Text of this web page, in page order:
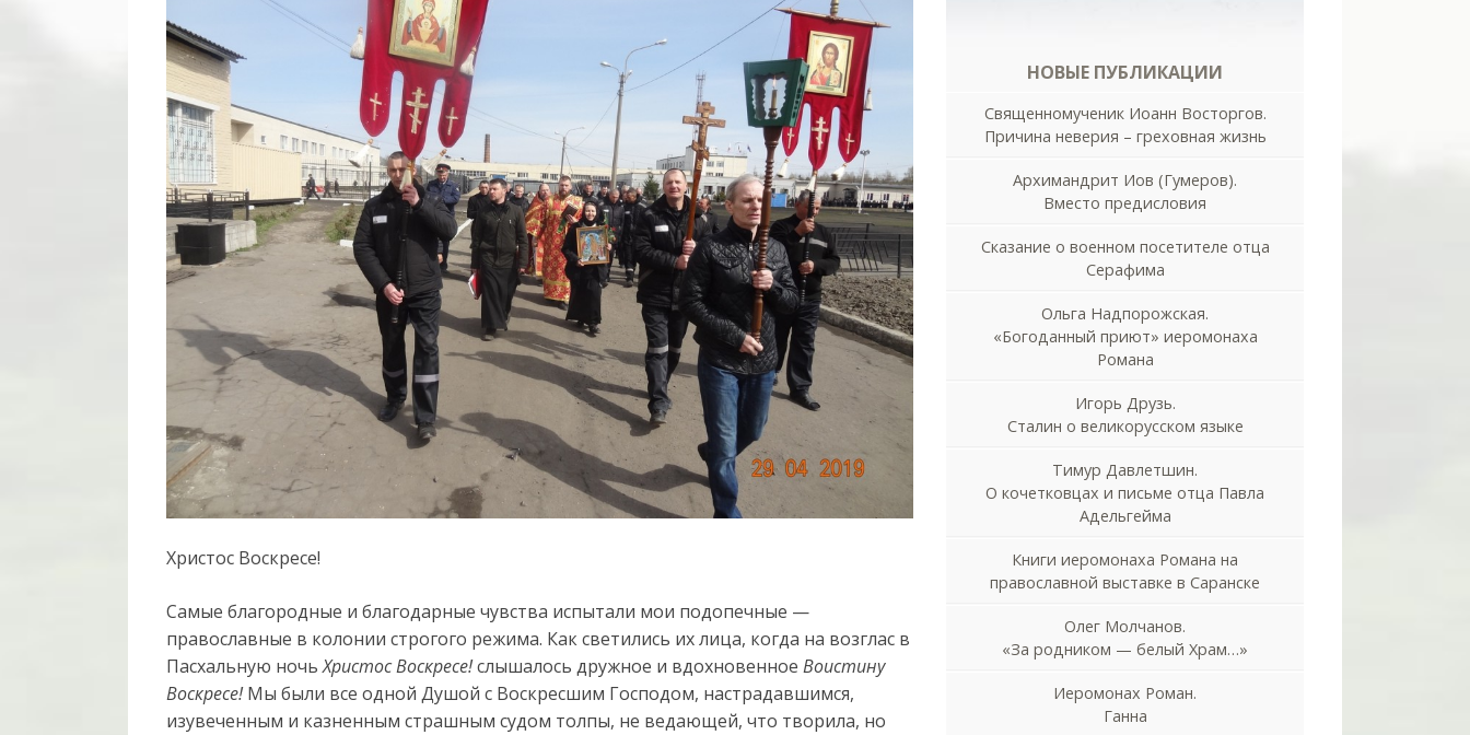
Христос Воскресе!
Самые благородные и благодарные чувства испытали мои подопечные —
православные в колонии строгого режима. Как светились их лица, когда на возглас в
Пасхальную ночьХристос Воскресе!слышалось дружное и вдохновенноеВоистину
Воскресе!Мы были все одной Душой с Воскресшим Господом, настрадавшимся,
изувеченным и казненным страшным судом толпы, не ведающей, что творила, но
НОВЫЕ ПУБЛИКАЦИИ
Священномученик Иоанн Восторгов.
Причина неверия – греховная жизнь
Архимандрит Иов (Гумеров).
Вместо предисловия
Сказание о военном посетителе отца
Серафима
Ольга Надпорожская.
«Богоданный приют» иеромонаха
Романа
Игорь Друзь.
Сталин о великорусском языке
Тимур Давлетшин.
О кочетковцах и письме отца Павла
Адельгейма
Книги иеромонаха Романа на
православной выставке в Саранске
Олег Молчанов.
«За родником — белый Храм…»
Иеромонах Роман.
Ганна